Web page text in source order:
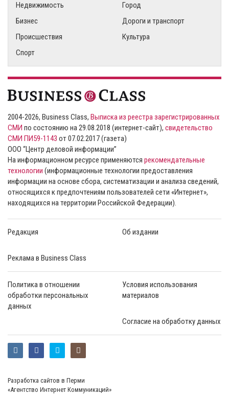
Недвижимость
Город
Бизнес
Дороги и транспорт
Происшествия
Культура
Спорт
2004-2026, Business Class, Выписка из реестра зарегистрированных
СМИ по состоянию на 29.08.2018 (интернет-сайт), свидетельство
СМИ ПИ59-1143 от 07.02.2017 (газета)
ООО “Центр деловой информации”
На информационном ресурсе применяются рекомендательные
технологии (информационные технологии предоставления
информации на основе сбора, систематизации и анализа сведений,
относящихся к предпочтениям пользователей сети «Интернет»,
находящихся на территории Российской Федерации).
Редакция Об издании
Реклама в Business Class
Политика в отношении
обработки персональных
данных
Условия использования
материалов
Согласие на обработку данных
Разработка сайтов в Перми
«Агентство Интернет Коммуникаций»